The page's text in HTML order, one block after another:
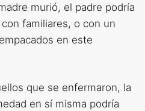
murió, el padre podría
familiares, o con un
en este
que se enfermaron, la
en sí misma podría